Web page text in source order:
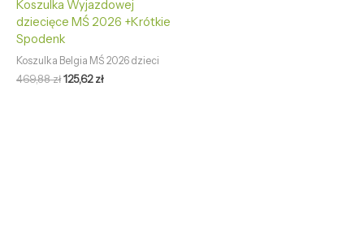
Koszulka Wyjazdowej
dziecięce MŚ 2026 +Krótkie
Spodenk
Koszulka Belgia MŚ 2026 dzieci
469,88zł125,62zł